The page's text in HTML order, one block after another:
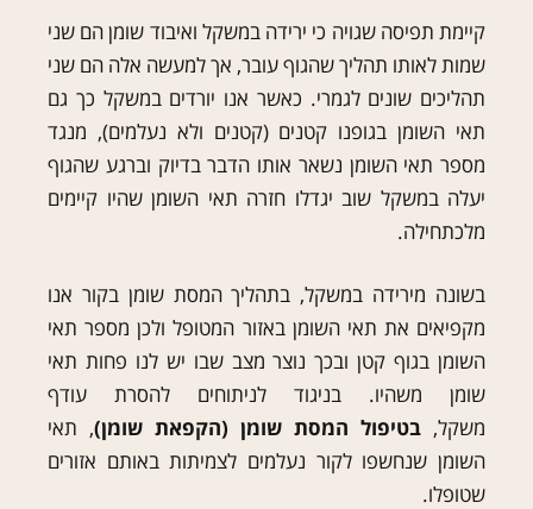
קיימת תפיסה שגויה כי ירידה במשקל ואיבוד שומן הם שני
שמות לאותו תהליך שהגוף עובר, אך למעשה אלה הם שני
תהליכים שונים לגמרי. כאשר אנו יורדים במשקל כך גם
תאי השומן בגופנו קטנים (קטנים ולא נעלמים), מנגד
מספר תאי השומן נשאר אותו הדבר בדיוק וברגע שהגוף
יעלה במשקל שוב יגדלו חזרה תאי השומן שהיו קיימים
מלכתחילה.
בשונה מירידה במשקל, בתהליך המסת שומן בקור אנו
מקפיאים את תאי השומן באזור המטופל ולכן מספר תאי
השומן בגוף קטן ובכך נוצר מצב שבו יש לנו פחות תאי
שומן משהיו. בניגוד לניתוחים להסרת עודף
משקל, בטיפול המסת שומן (הקפאת שומן), תאי
השומן שנחשפו לקור נעלמים לצמיתות באותם אזורים
שטופלו.